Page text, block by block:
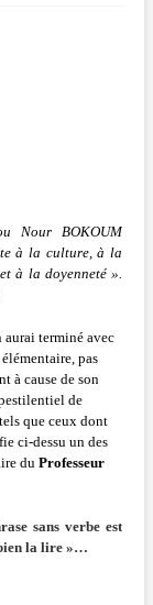
Nour BOKOUM
à la culture, à la
à la doyenneté ».
aurai terminé avec
pas
à cause de son
de
que ceux dont
ci-dessu un des
du Professeur
sans verbe est
la lire »…